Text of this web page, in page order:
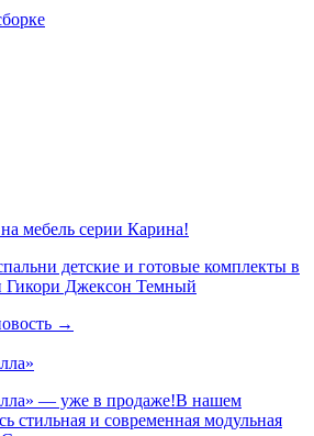
мебель серии Карина!
детские и готовые комплекты в
Гикори Джексон Темный
→
— уже в продаже!В нашем
стильная и современная модульная